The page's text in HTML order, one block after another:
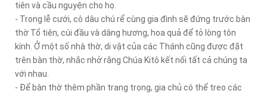
tiên và cầu nguyện cho họ.
- Trong lễ cưới, cô dâu chú rể cùng gia đình sẽ đứng trước bàn
thờ Tổ tiên, cúi đầu và dâng hương, hoa quả để tỏ lòng tôn
kính. Ở một số nhà thờ, di vật của các Thánh cũng được đặt
trên bàn thờ, nhắc nhở rằng Chúa Kitô kết nối tất cả chúng ta
với nhau.
- Để bàn thờ thêm phần trang trọng, gia chủ có thể treo các